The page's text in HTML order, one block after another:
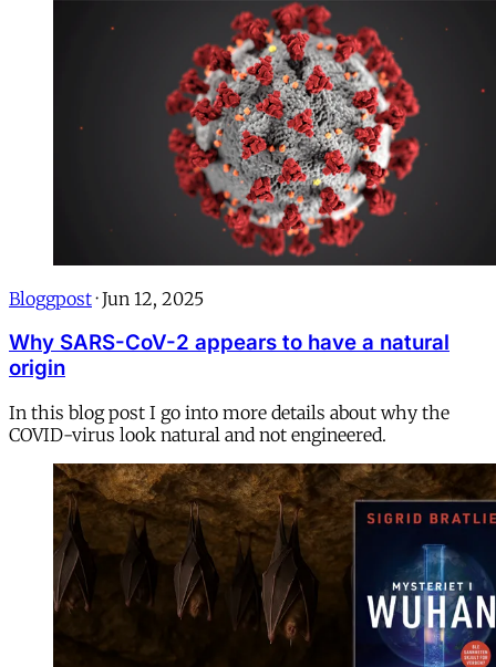
Bloggpost · Jun 12, 2025
Why SARS-CoV-2 appears to have a natural
origin
In this blog post I go into more details about why the
COVID-virus look natural and not engineered.